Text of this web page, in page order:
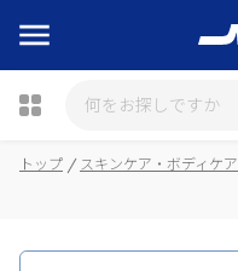
瓶詰
トップ スキンケア・ボディケア